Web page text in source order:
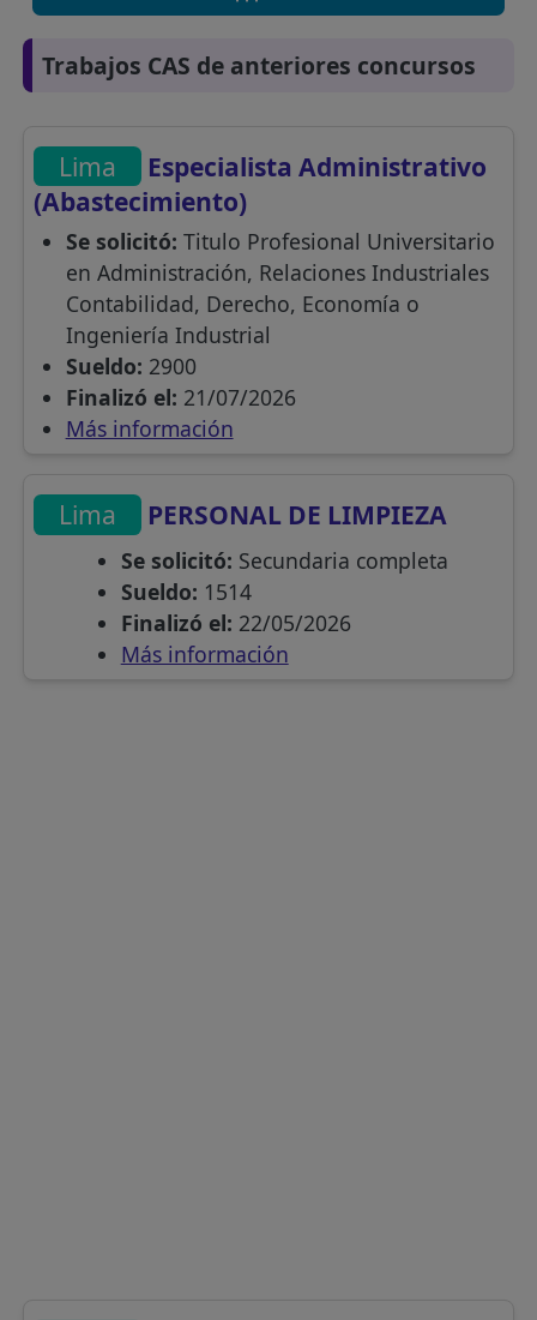
Trabajos CAS de anteriores concursos
Lima
Especialista Administrativo
(Abastecimiento)
Se solicitó: Titulo Profesional Universitario
en Administración, Relaciones Industriales
Contabilidad, Derecho, Economía o
Ingeniería Industrial
Sueldo: 2900
Finalizó el: 21/07/2026
Más información
Lima PERSONAL DE LIMPIEZA
Se solicitó: Secundaria completa
Sueldo: 1514
Finalizó el: 22/05/2026
Más información